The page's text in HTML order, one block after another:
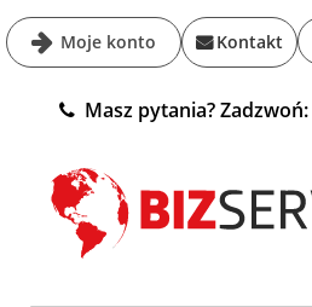
Moje konto Kontakt
Masz pytania? Zadzwoń: